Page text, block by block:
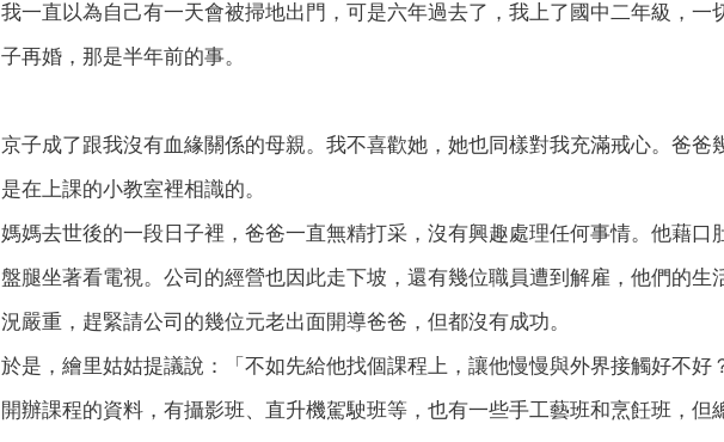
我一直以為自己有一天會被掃地出門，可是六年過去了，我上了國中二年級，
子再婚，那是半年前的事。
京子成了跟我沒有血緣關係的母親。我不喜歡她，她也同樣對我充滿戒心。爸
是在上課的小教室裡相識的。
媽媽去世後的一段日子裡，爸爸一直無精打采，沒有興趣處理任何事情。他藉口
盤腿坐著看電視。公司的經營也因此走下坡，還有幾位職員遭到解雇，他們的
況嚴重，趕緊請公司的幾位元老出面開導爸爸，但都沒有成功。
於是，繪里姑姑提議說：「不如先給他找個課程上，讓他慢慢與外界接觸好不好
開辦課程的資料，有攝影班、直升機駕駛班等，也有一些手工藝班和烹飪班，